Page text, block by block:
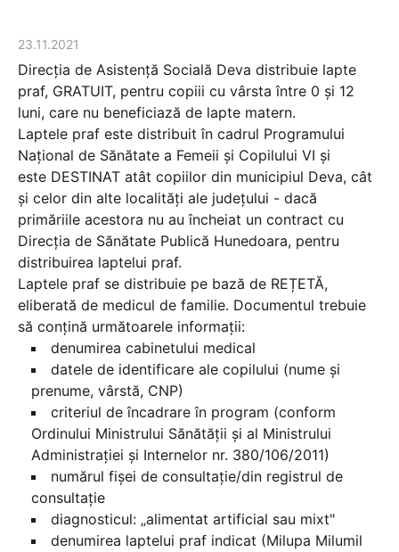
23.11.2021
Direcția de Asistență Socială Deva distribuie lapte
praf, GRATUIT, pentru copiii cu vârsta între 0 și 12
luni, care nu beneficiază de lapte matern.
Laptele praf este distribuit în cadrul Programului
Național de Sănătate a Femeii și Copilului VI și
este DESTINAT atât copiilor din municipiul Deva, cât
și celor din alte localități ale județului - dacă
primăriile acestora nu au încheiat un contract cu
Direcția de Sănătate Publică Hunedoara, pentru
distribuirea laptelui praf.
Laptele praf se distribuie pe bază de REȚETĂ,
eliberată de medicul de familie. Documentul trebuie
să conțină următoarele informații:
denumirea cabinetului medical
datele de identificare ale copilului (nume și
prenume, vârstă, CNP)
criteriul de încadrare în program (conform
Ordinului Ministrului Sănătății și al Ministrului
Administrației și Internelor nr. 380/106/2011)
numărul fișei de consultație/din registrul de
consultație
diagnosticul: „alimentat artificial sau mixt"
denumirea laptelui praf indicat (Milupa Milumil